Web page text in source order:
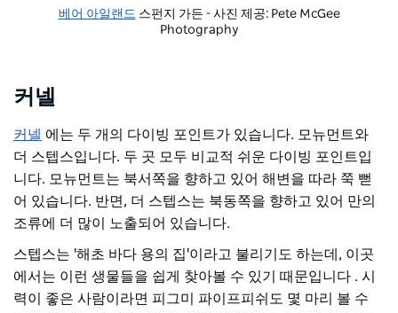
베어 아일랜드 스펀지 가든 - 사진 제공: Pete McGee
Photography
커넬
커넬 에는 두 개의 다이빙 포인트가 있습니다. 모뉴먼트와
더 스텝스입니다. 두 곳 모두 비교적 쉬운 다이빙 포인트입
니다. 모뉴먼트는 북서쪽을 향하고 있어 해변을 따라 쭉 뻗
어 있습니다. 반면, 더 스텝스는 북동쪽을 향하고 있어 만의
조류에 더 많이 노출되어 있습니다.
스텝스는 '해초 바다 용의 집'이라고 불리기도 하는데, 이곳
에서는 이런 생물들을 쉽게 찾아볼 수 있기 때문입니다 . 시
력이 좋은 사람이라면 피그미 파이프피쉬도 몇 마리 볼 수